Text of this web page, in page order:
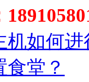
机如何
堂？